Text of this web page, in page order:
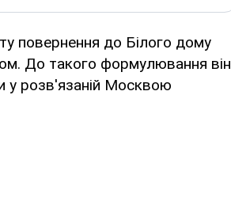
повернення до Білого дому
До такого формулювання він
у розв'язаній Москвою